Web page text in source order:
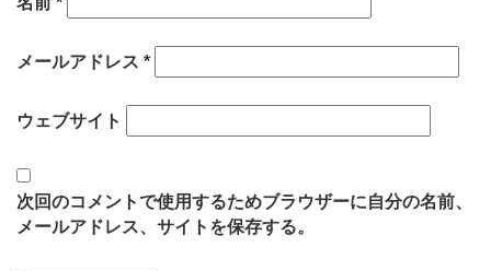
メールアドレス *
ウェブサイト
次回のコメントで使用するためブラウザーに自分の名前、
メールアドレス、サイトを保存する。